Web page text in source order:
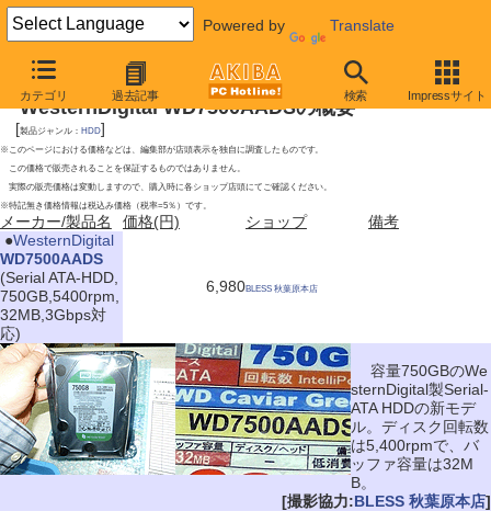
Powered by Translate
カテゴリ 過去記事 検索 Impressサイト
2009年5月23日号
WesternDigital WD7500AADSの概要
[製品ジャンル： HDD]
※このページにおける価格などは、編集部が店頭表示を独自に調査したものです。
この価格で販売されることを保証するものではありません。
実際の販売価格は変動しますので、購入時に各ショップ店頭にてご確認ください。
※特記無き価格情報は税込み価格（税率=5％）です。
メーカー/製品名 価格(円) ショップ
備考
●WesternDigital
WD7500AADS
(Serial ATA-HDD,
750GB,5400rpm,
32MB,3Gbps対
応)
6,980BLESS 秋葉原本店
容量750GBのWe
sternDigital製Serial-
ATA HDDの新モデ
ル。ディスク回転数
は5,400rpmで、バ
ッファ容量は32M
B。
[撮影協力:BLESS 秋葉原本店]